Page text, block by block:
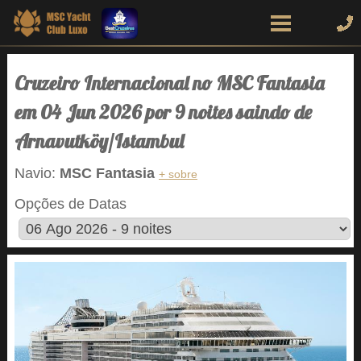
Cruzeiro Internacional no MSC Fantasia
em 04 Jun 2026 por 9 noites saindo de
Arnavutköy/Istambul
Navio: MSC Fantasia + sobre
Opções de Datas